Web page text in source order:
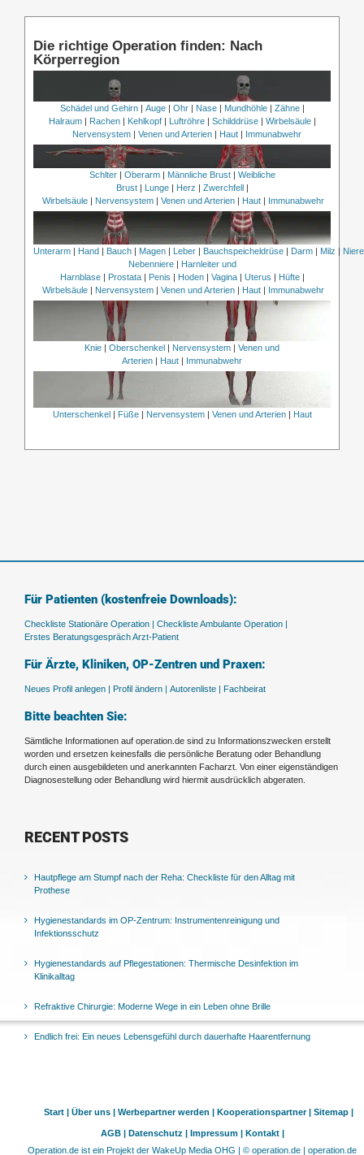
Die richtige Operation finden: Nach
Körperregion
Schädel und Gehirn| Auge| Ohr| Nase| Mundhöhle| Zähne|
Halraum| Rachen| Kehlkopf| Luftröhre| Schilddrüse| Wirbelsäule|
Nervensystem | Venen und Arterien | Haut | Immunabwehr
Schlter| Oberarm| Männliche Brust| Weibliche
Brust| Lunge| Herz | Zwerchfell|
Wirbelsäule | Nervensystem | Venen und Arterien | Haut | Immunabwehr
Unterarm| Hand| Bauch| Magen| Leber| Bauchspeicheldrüse| Darm| Milz |
Nebenniere| Harnleiter und
Harnblase| Prostata| Penis | Hoden| Vagina| Uterus | Hüfte|
Wirbelsäule | Nervensystem | Venen und Arterien | Haut | Immunabwehr
Knie Oberschenkel Nervensystem
Venen und
Arterien
Haut Immunabwehr
Unterschenkel Füße| Nervensystem| Venen und Arterien| Haut
Für Patienten (kostenfreie Downloads):
Checkliste Stationäre Operation | Checkliste Ambulante Operation |
Erstes Beratungsgespräch Arzt-Patient
Für Ärzte, Kliniken, OP-Zentren und Praxen:
Neues Profil anlegen | Profil ändern | Autorenliste | Fachbeirat
Bitte beachten Sie:
Sämtliche Informationen auf operation.de sind zu Informationszwecken erstellt
worden und ersetzen keinesfalls die persönliche Beratung oder Behandlung
durch einen ausgebildeten und anerkannten Facharzt. Von einer eigenständigen
Diagnosestellung oder Behandlung wird hiermit ausdrücklich abgeraten.
RECENT POSTS
Hautpflege am Stumpf nach der Reha: Checkliste für den Alltag mit
Prothese
Hygienestandards im OP-Zentrum: Instrumentenreinigung und
Infektionsschutz
Hygienestandards auf Pflegestationen: Thermische Desinfektion im
Klinikalltag
Refraktive Chirurgie: Moderne Wege in ein Leben ohne Brille
Endlich frei: Ein neues Lebensgefühl durch dauerhafte Haarentfernung
Start | Über uns | Werbepartner werden | Kooperationspartner | Sitemap |
AGB | Datenschutz | Impressum | Kontakt |
Operation.de ist ein Projekt der WakeUp Media OHG | © operation.de | operation.de